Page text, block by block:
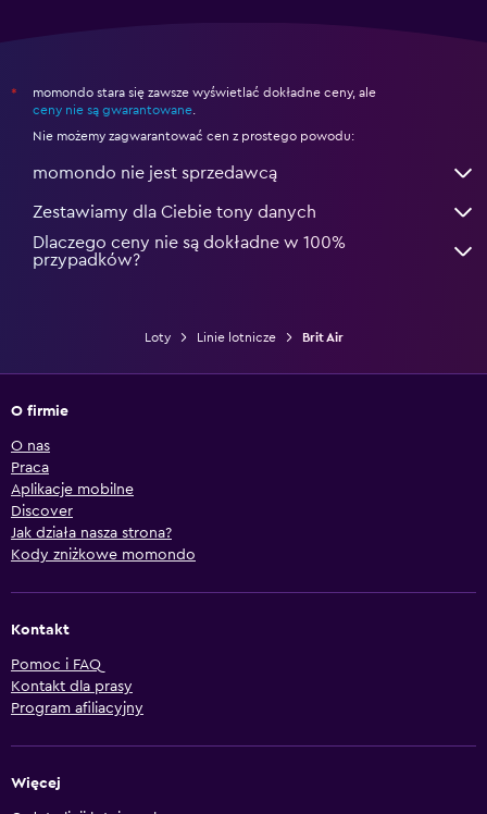
*
momondo stara się zawsze wyświetlać dokładne ceny, ale
ceny nie są gwarantowane
Nie możemy zagwarantować cen z prostego powodu:
momondo nie jest sprzedawcą
Zestawiamy dla Ciebie tony danych
Dlaczego ceny nie są dokładne w 100%
przypadków?
Loty Linie lotnicze Brit Air
O firmie
O nas
Praca
Aplikacje mobilne
Discover
Jak działa nasza strona?
Kody zniżkowe momondo
Kontakt
Pomoc i FAQ
Kontakt dla prasy
Program afiliacyjny
Więcej